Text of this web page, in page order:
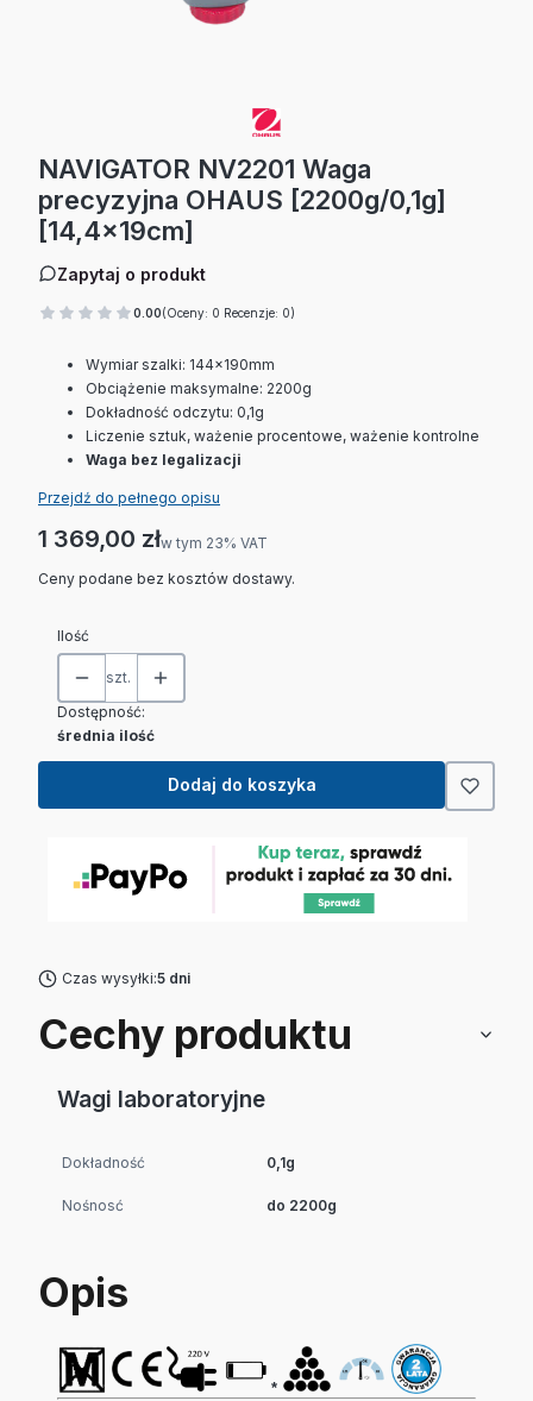
NAVIGATOR NV2201 Waga
precyzyjna OHAUS [2200g/0,1g]
[14,4x19cm]
Zapytaj o produkt
0.00(Oceny: 0 Recenzje: 0)
Wymiar szalki: 144x190mm
Obciążenie maksymalne: 2200g
Dokładność odczytu: 0,1g
Liczenie sztuk, ważenie procentowe, ważenie kontrolne
Waga bez legalizacji
Przejdź do pełnego opisu
Cena
1 369,00 złw tym 23% VAT
w tym 23% VAT
Ceny podane bez kosztów dostawy.
Ilość
szt.
Dostępność:
średnia ilość
Dodaj do koszyka
Czas wysyłki:5 dni
Cechy produktu
Wagi laboratoryjne
Dokładność 0,1g
Nośnosć do 2200g
Opis
*